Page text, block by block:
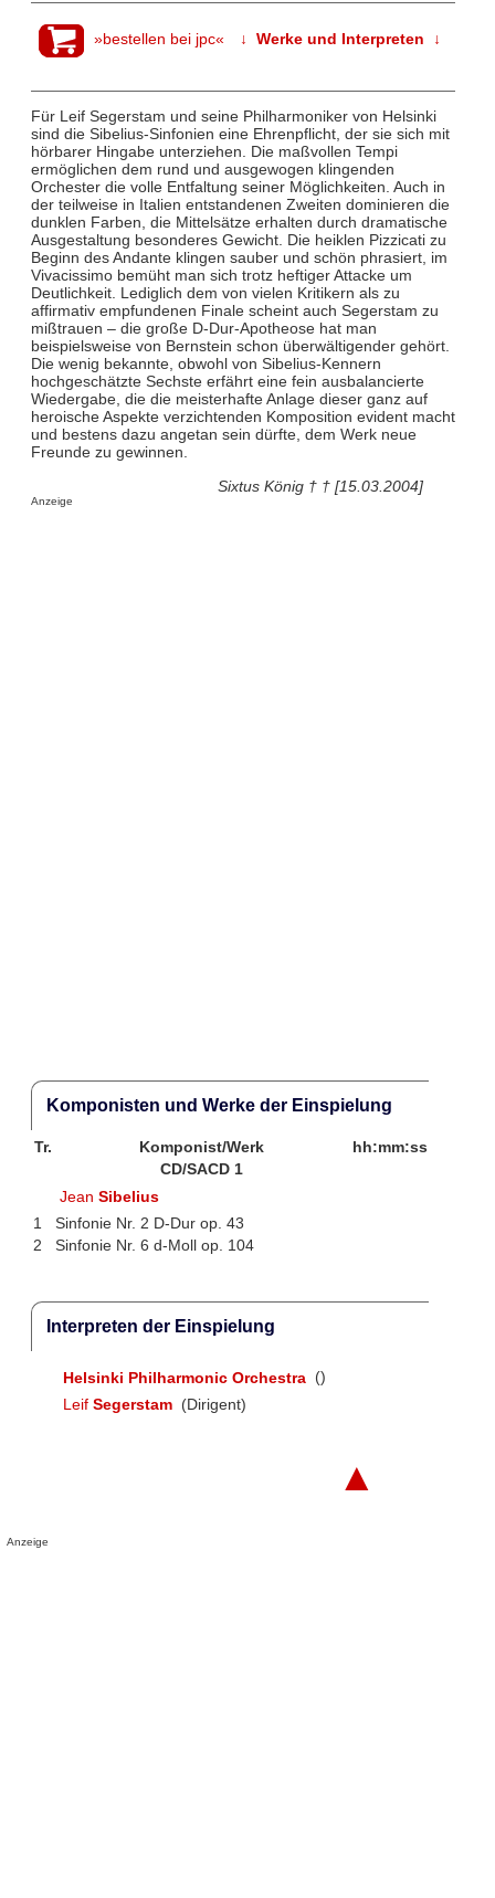
»bestellen bei jpc« ↓ Werke und Interpreten ↓
Für Leif Segerstam und seine Philharmoniker von Helsinki
sind die Sibelius-Sinfonien eine Ehrenpflicht, der sie sich mit
hörbarer Hingabe unterziehen. Die maßvollen Tempi
ermöglichen dem rund und ausgewogen klingenden
Orchester die volle Entfaltung seiner Möglichkeiten. Auch in
der teilweise in Italien entstandenen Zweiten dominieren die
dunklen Farben, die Mittelsätze erhalten durch dramatische
Ausgestaltung besonderes Gewicht. Die heiklen Pizzicati zu
Beginn des Andante klingen sauber und schön phrasiert, im
Vivacissimo bemüht man sich trotz heftiger Attacke um
Deutlichkeit. Lediglich dem von vielen Kritikern als zu
affirmativ empfundenen Finale scheint auch Segerstam zu
mißtrauen – die große D-Dur-Apotheose hat man
beispielsweise von Bernstein schon überwältigender gehört.
Die wenig bekannte, obwohl von Sibelius-Kennern
hochgeschätzte Sechste erfährt eine fein ausbalancierte
Wiedergabe, die die meisterhafte Anlage dieser ganz auf
heroische Aspekte verzichtenden Komposition evident macht
und bestens dazu angetan sein dürfte, dem Werk neue
Freunde zu gewinnen.
Sixtus König † † [15.03.2004]
Anzeige
Komponisten und Werke der Einspielung
Tr. Komponist/Werk
hh:mm:ss
CD/SACD 1
JeanSibelius
1
Sinfonie Nr. 2 D-Dur op. 43
2
Sinfonie Nr. 6 d-Moll op. 104
Interpreten der Einspielung
Helsinki Philharmonic Orchestra ()
Leif Segerstam (Dirigent)
▲
Anzeige